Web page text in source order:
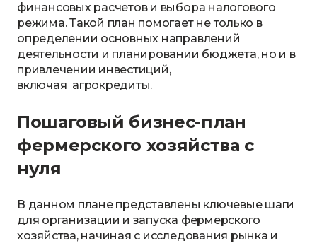
финансовых расчетов и выбора налогового
режима. Такой план помогает не только в
определении основных направлений
деятельности и планировании бюджета, но и в
привлечении инвестиций,
включая агрокредиты.
Пошаговый бизнес-план
фермерского хозяйства с
нуля
В данном плане представлены ключевые шаги
для организации и запуска фермерского
хозяйства, начиная с исследования рынка и